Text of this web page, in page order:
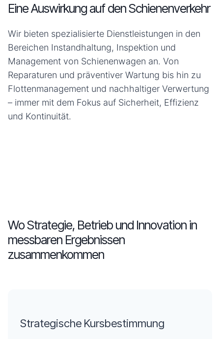
Eine Auswirkung auf den Schienenverkehr
Wir bieten spezialisierte Dienstleistungen in den
Bereichen Instandhaltung, Inspektion und
Management von Schienenwagen an. Von
Reparaturen und präventiver Wartung bis hin zu
Flottenmanagement und nachhaltiger Verwertung
– immer mit dem Fokus auf Sicherheit, Effizienz
und Kontinuität.
Wo Strategie, Betrieb und Innovation in
messbaren Ergebnissen
zusammenkommen
Strategische Kursbestimmung